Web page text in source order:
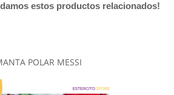
estos productos relacionados!
POLAR MESSI